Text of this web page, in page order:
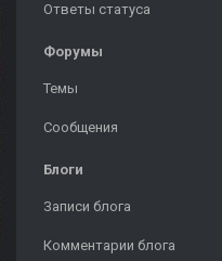
Ответы статуса
Форумы
Темы
Сообщения
Блоги
Записи блога
Комментарии блога